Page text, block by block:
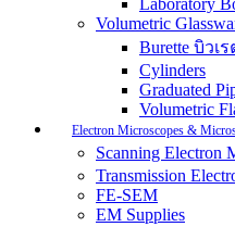
Laboratory
Volumetric
Burette บิวเ
Cylinders
Graduated
Volumetric
Electron Microscopes &
Scanning
Transmission
FE-SEM
EM Supplies